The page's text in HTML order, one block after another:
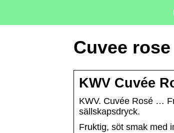
Cuvee
KWV Cuvée
KWV. Cuvée Rosé …
sällskapsdryck.
Fruktig, söt smak med